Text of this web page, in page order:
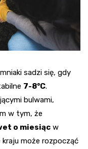
sadzi się, gdy
7-8°C.
bulwami,
w tym, że
o miesiąc w
kraju może rozpocząć